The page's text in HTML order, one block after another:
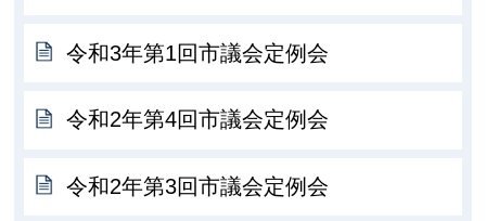
令和3年第1回市議会定例会
令和2年第4回市議会定例会
令和2年第3回市議会定例会